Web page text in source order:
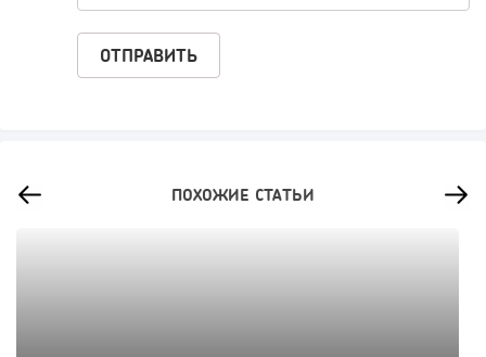
ПОХОЖИЕ СТАТЬИ